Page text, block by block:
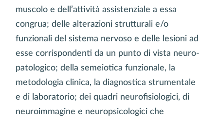
muscolo e dell’attività assistenziale a essa
congrua; delle alterazioni strutturali e/o
funzionali del sistema nervoso e delle lesioni ad
esse corrispondenti da un punto di vista neuro-
patologico; della semeiotica funzionale, la
metodologia clinica, la diagnostica strumentale
e di laboratorio; dei quadri neurofisiologici, di
neuroimmagine e neuropsicologici che